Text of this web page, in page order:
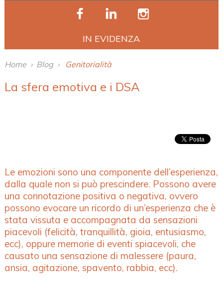
IN EVIDENZA
Home› Blog› Genitorialità
La sfera emotiva e i DSA
Le emozioni sono una componente dell’esperienza,
dalla quale non si può prescindere. Possono avere
una connotazione positiva o negativa, ovvero
possono evocare un ricordo di un’esperienza che è
stata vissuta e accompagnata da sensazioni
piacevoli (felicità, tranquillità, gioia, entusiasmo,
ecc), oppure memorie di eventi spiacevoli, che
causato una sensazione di malessere (paura,
ansia, agitazione, spavento, rabbia, ecc).